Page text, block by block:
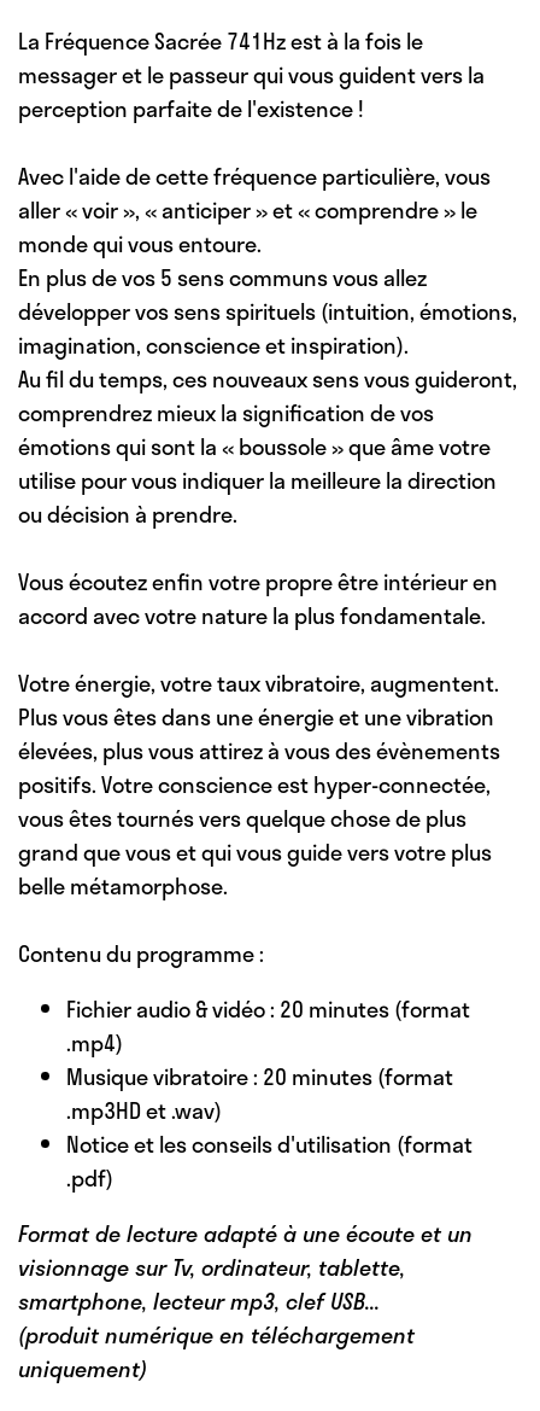
La Fréquence Sacrée 741Hz est à la fois le
messager et le passeur qui vous guident vers la
perception parfaite de l'existence !
Avec l'aide de cette fréquence particulière, vous
aller « voir », « anticiper » et « comprendre » le
monde qui vous entoure.
En plus de vos 5 sens communs vous allez
développer vos sens spirituels (intuition, émotions,
imagination, conscience et inspiration).
Au fil du temps, ces nouveaux sens vous guideront,
comprendrez mieux la signification de vos
émotions qui sont la « boussole » que âme votre
utilise pour vous indiquer la meilleure la direction
ou décision à prendre.
Vous écoutez enfin votre propre être intérieur en
accord avec votre nature la plus fondamentale.
Votre énergie, votre taux vibratoire, augmentent.
Plus vous êtes dans une énergie et une vibration
élevées, plus vous attirez à vous des évènements
positifs. Votre conscience est hyper-connectée,
vous êtes tournés vers quelque chose de plus
grand que vous et qui vous guide vers votre plus
belle métamorphose.
Contenu du programme :
Fichier audio & vidéo : 20 minutes (format
.mp4)
Musique vibratoire : 20 minutes (format
.mp3HD et .wav)
Notice et les conseils d'utilisation (format
.pdf)
Format de lecture adapté à une écoute et un
visionnage sur Tv, ordinateur, tablette,
smartphone, lecteur mp3, clef USB...
(produit numérique en téléchargement
uniquement)